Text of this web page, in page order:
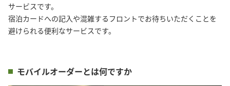
サービスです。
宿泊カードへの記入や混雑するフロントでお待ちいただくことを
避けられる便利なサービスです。
モバイルオーダーとは何ですか